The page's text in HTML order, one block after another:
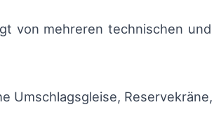
von mehreren technischen
Umschlagsgleise,